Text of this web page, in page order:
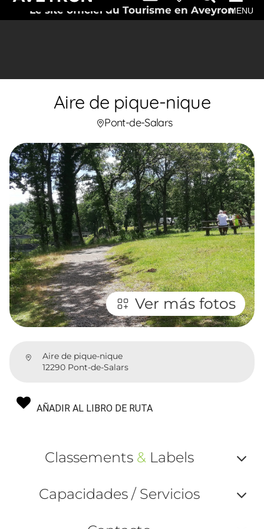
Le site officiel du Tourisme en AveyronMENU
Aire de pique-nique
Pont-de-Salars
Ver más fotos
Aire de pique-nique
12290 Pont-de-Salars
AÑADIR AL LIBRO DE RUTA
Classements &Labels
ou
Capacidades / Servicios